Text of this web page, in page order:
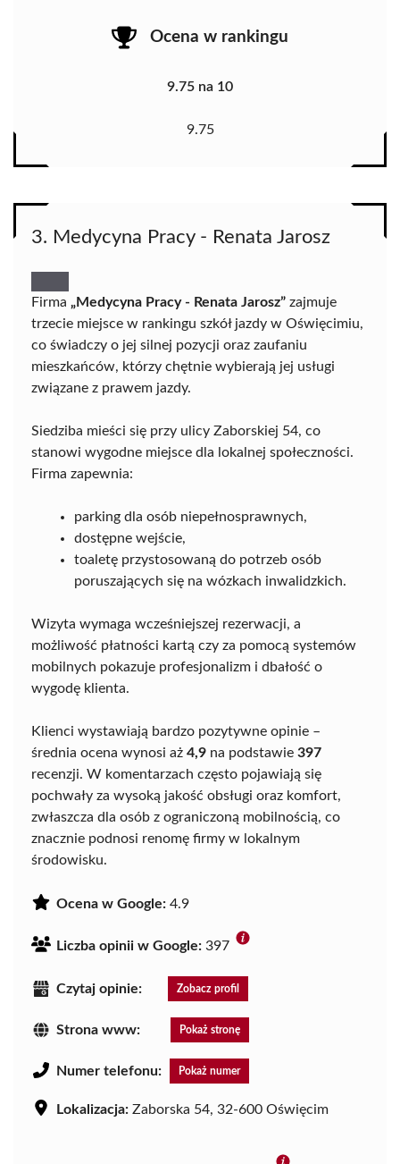
Ocena w rankingu
9.75 na 10
9.75
3. Medycyna Pracy - Renata Jarosz
Firma „Medycyna Pracy - Renata Jarosz” zajmuje
trzecie miejsce w rankingu szkół jazdy w Oświęcimiu,
co świadczy o jej silnej pozycji oraz zaufaniu
mieszkańców, którzy chętnie wybierają jej usługi
związane z prawem jazdy.
Siedziba mieści się przy ulicy Zaborskiej 54, co
stanowi wygodne miejsce dla lokalnej społeczności.
Firma zapewnia:
parking dla osób niepełnosprawnych,
dostępne wejście,
toaletę przystosowaną do potrzeb osób
poruszających się na wózkach inwalidzkich.
Wizyta wymaga wcześniejszej rezerwacji, a
możliwość płatności kartą czy za pomocą systemów
mobilnych pokazuje profesjonalizm i dbałość o
wygodę klienta.
Klienci wystawiają bardzo pozytywne opinie –
średnia ocena wynosi aż 4,9 na podstawie 397
recenzji. W komentarzach często pojawiają się
pochwały za wysoką jakość obsługi oraz komfort,
zwłaszcza dla osób z ograniczoną mobilnością, co
znacznie podnosi renomę firmy w lokalnym
środowisku.
Ocena w Google: 4.9
Liczba opinii w Google: 397
Czytaj opinie: Zobacz profil
Strona www: Pokaż stronę
Numer telefonu: Pokaż numer
Lokalizacja: Zaborska 54, 32-600 Oświęcim